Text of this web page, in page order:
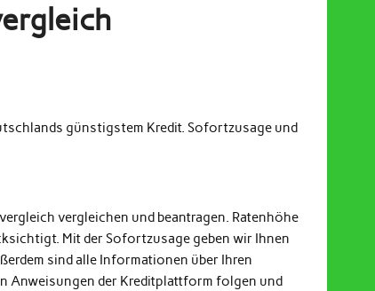
günstigstem Kredit. Sofortzusage und
vergleichen und beantragen. Ratenhöhe
Mit der Sofortzusage geben wir Ihnen
sind alle Informationen über Ihren
Anweisungen der Kreditplattform folgen und